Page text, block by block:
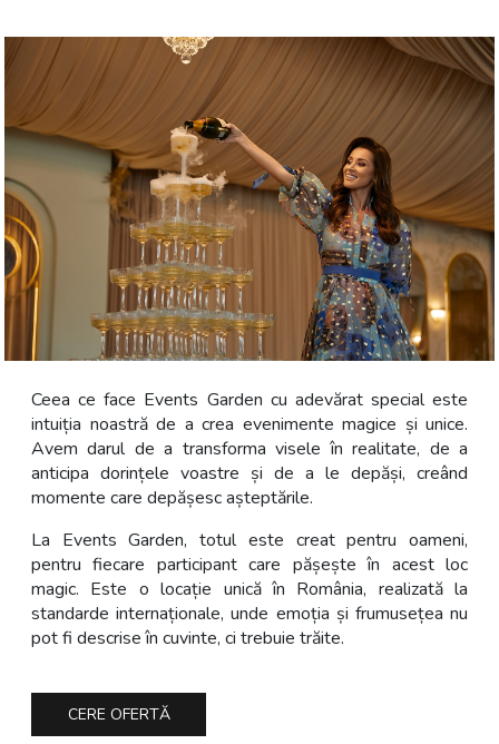
Ceea ce face Events Garden cu adevărat special este
intuiția noastră de a crea evenimente magice și unice.
Avem darul de a transforma visele în realitate, de a
anticipa dorințele voastre și de a le depăși, creând
momente care depășesc așteptările.
La Events Garden, totul este creat pentru oameni,
pentru fiecare participant care pășește în acest loc
magic. Este o locație unică în România, realizată la
standarde internaționale, unde emoția și frumusețea nu
pot fi descrise în cuvinte, ci trebuie trăite.
CERE OFERTĂ